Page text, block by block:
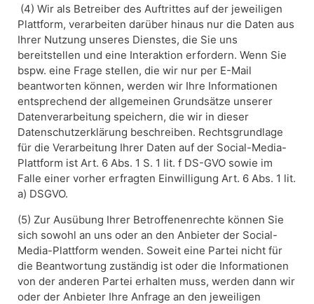
(4) Wir als Betreiber des Auftrittes auf der jeweiligen
Plattform, verarbeiten darüber hinaus nur die Daten aus
Ihrer Nutzung unseres Dienstes, die Sie uns
bereitstellen und eine Interaktion erfordern. Wenn Sie
bspw. eine Frage stellen, die wir nur per E-Mail
beantworten können, werden wir Ihre Informationen
entsprechend der allgemeinen Grundsätze unserer
Datenverarbeitung speichern, die wir in dieser
Datenschutzerklärung beschreiben. Rechtsgrundlage
für die Verarbeitung Ihrer Daten auf der Social-Media-
Plattform ist Art. 6 Abs. 1 S. 1 lit. f DS-GVO sowie im
Falle einer vorher erfragten Einwilligung Art. 6 Abs. 1 lit.
a) DSGVO.
(5) Zur Ausübung Ihrer Betroffenenrechte können Sie
sich sowohl an uns oder an den Anbieter der Social-
Media-Plattform wenden. Soweit eine Partei nicht für
die Beantwortung zuständig ist oder die Informationen
von der anderen Partei erhalten muss, werden dann wir
oder der Anbieter Ihre Anfrage an den jeweiligen